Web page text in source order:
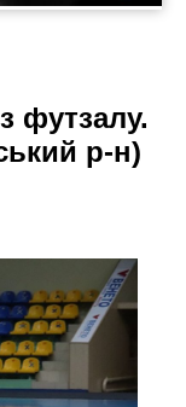
футзалу.
р-н)